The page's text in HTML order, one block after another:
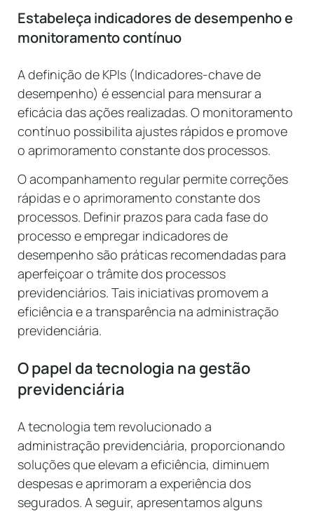
Estabeleça indicadores de desempenho e
monitoramento contínuo
A definição de KPIs (Indicadores-chave de
desempenho) é essencial para mensurar a
eficácia das ações realizadas. O monitoramento
contínuo possibilita ajustes rápidos e promove
o aprimoramento constante dos processos.
O acompanhamento regular permite correções
rápidas e o aprimoramento constante dos
processos. Definir prazos para cada fase do
processo e empregar indicadores de
desempenho são práticas recomendadas para
aperfeiçoar o trâmite dos processos
previdenciários. Tais iniciativas promovem a
eficiência e a transparência na administração
previdenciária.
O papel da tecnologia na gestão
previdenciária
A tecnologia tem revolucionado a
administração previdenciária, proporcionando
soluções que elevam a eficiência, diminuem
despesas e aprimoram a experiência dos
segurados. A seguir, apresentamos alguns